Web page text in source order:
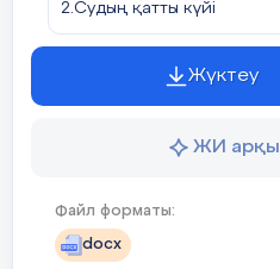
2.Судың қатты күйі
4.Қандай да бір еңбекпен
Саветхан Салауат
Жүктеу
ЖИ
Файл форматы:
docx